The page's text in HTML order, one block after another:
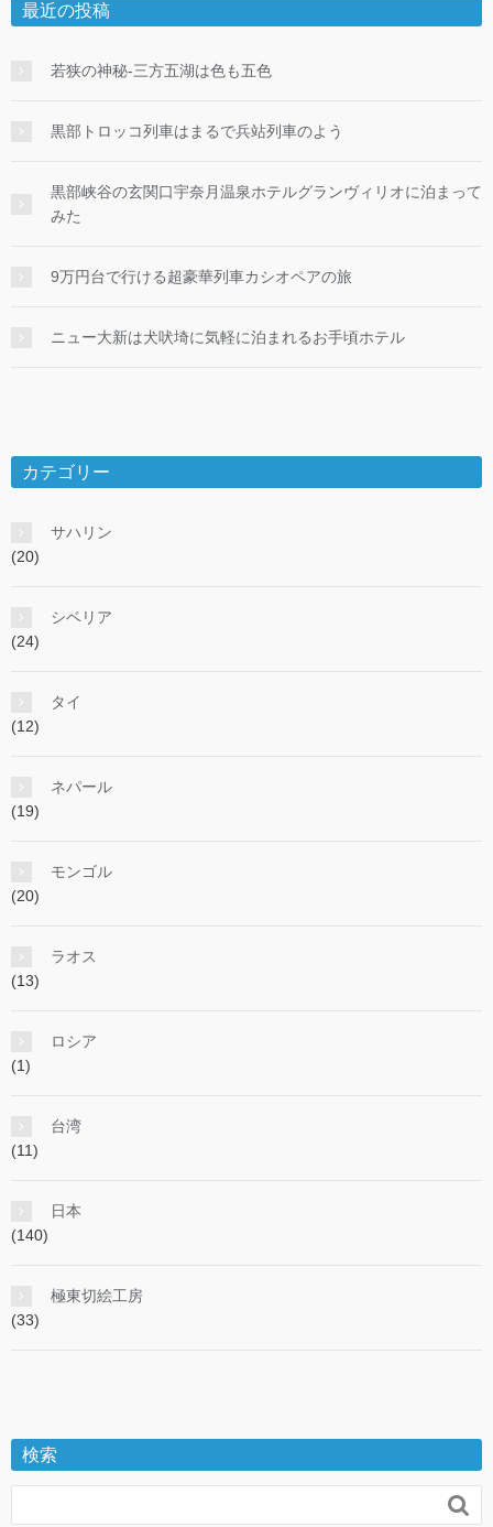
最近の投稿
若狭の神秘-三方五湖は色も五色
黒部トロッコ列車はまるで兵站列車のよう
黒部峡谷の玄関口宇奈月温泉ホテルグランヴィリオに泊まって
みた
9万円台で行ける超豪華列車カシオペアの旅
ニュー大新は犬吠埼に気軽に泊まれるお手頃ホテル
カテゴリー
サハリン
(20)
シベリア
(24)
タイ
(12)
ネパール
(19)
モンゴル
(20)
ラオス
(13)
ロシア
(1)
台湾
(11)
日本
(140)
極東切絵工房
(33)
検索
